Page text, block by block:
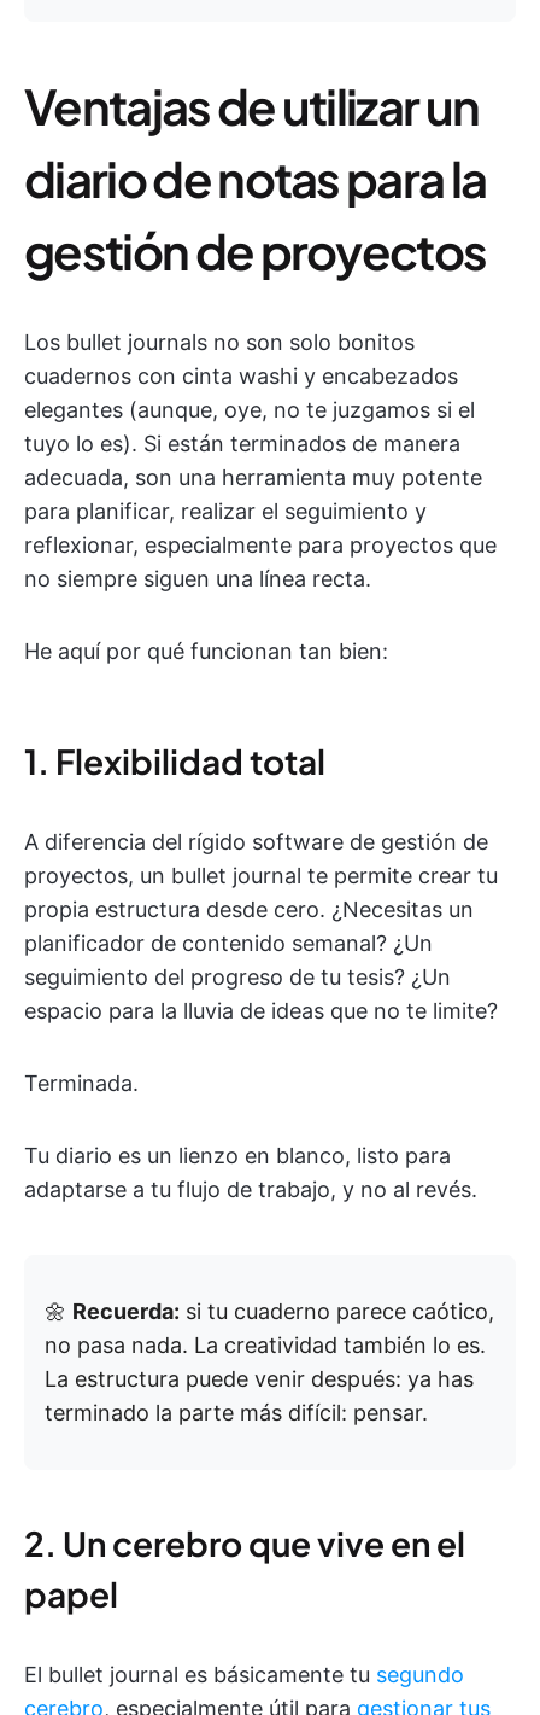
Ventajas de utilizar un
diario de notas para la
gestión de proyectos
Los bullet journals no son solo bonitos
cuadernos con cinta washi y encabezados
elegantes (aunque, oye, no te juzgamos si el
tuyo lo es). Si están terminados de manera
adecuada, son una herramienta muy potente
para planificar, realizar el seguimiento y
reflexionar, especialmente para proyectos que
no siempre siguen una línea recta.
He aquí por qué funcionan tan bien:
1. Flexibilidad total
A diferencia del rígido software de gestión de
proyectos, un bullet journal te permite crear tu
propia estructura desde cero. ¿Necesitas un
planificador de contenido semanal? ¿Un
seguimiento del progreso de tu tesis? ¿Un
espacio para la lluvia de ideas que no te limite?
Terminada.
Tu diario es un lienzo en blanco, listo para
adaptarse a tu flujo de trabajo, y no al revés.
🌼 Recuerda: si tu cuaderno parece caótico,
no pasa nada. La creatividad también lo es.
La estructura puede venir después: ya has
terminado la parte más difícil: pensar.
2. Un cerebro que vive en el
papel
El bullet journal es básicamente tu segundo
cerebro, especialmente útil para gestionar tus